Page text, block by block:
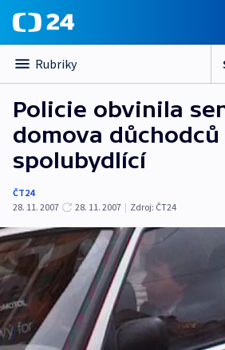
Rubriky
Policie obvinila
domova
spolubydlící
ČT24
28. 11. 2007
28. 11. 2007 | Zdroj: ČT24